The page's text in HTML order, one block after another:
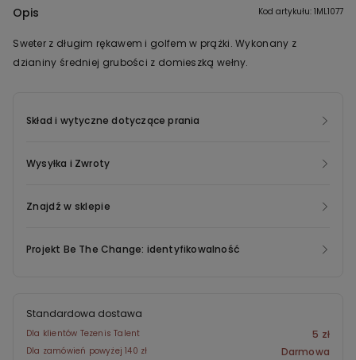
Opis Kod artykułu: 1ML1077
Sweter z długim rękawem i golfem w prążki. Wykonany z
dzianiny średniej grubości z domieszką wełny.
Skład i wytyczne dotyczące prania
Wysyłka i Zwroty
Znajdź w sklepie
Projekt Be The Change: identyfikowalność
Standardowa dostawa
Dla klientów Tezenis Talent 5 zł
Dla zamówień powyżej 140 zł Darmowa